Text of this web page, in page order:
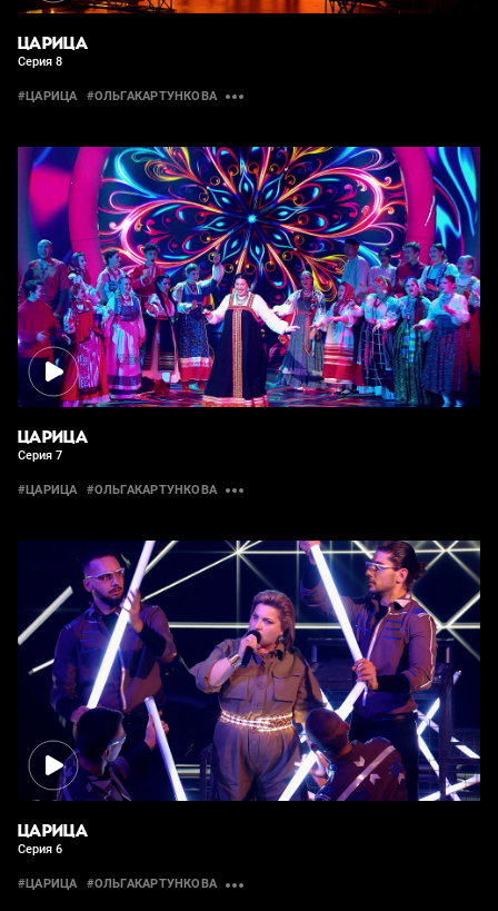
ЦАРИЦА
Серия 8
#ЦАРИЦА #ОЛЬГАКАРТУНКОВА
ЦАРИЦА
Серия 7
#ЦАРИЦА #ОЛЬГАКАРТУНКОВА
ЦАРИЦА
Серия 6
#ЦАРИЦА #ОЛЬГАКАРТУНКОВА